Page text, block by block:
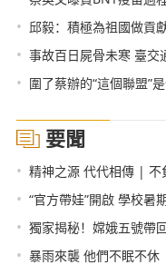
• 邱毅：積極為祖國做貢
• 事故百日屍骨未寒 臺交
• 圍了蔡辦的“這個聯盟”
要聞
• 精神之源 代代相傳 | 不
• “官方帶娃”開啟 學校暑
• 獨家揭秘！嫦娥五號帶
• 暴雨來襲 他們不眠不休